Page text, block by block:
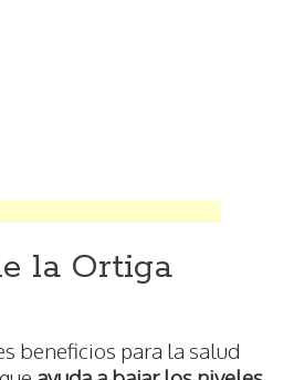
la Ortiga
beneficios para la salud